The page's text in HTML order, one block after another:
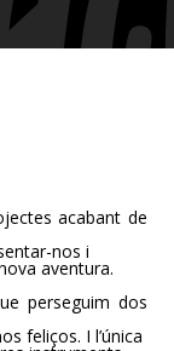
acabant de
nos i
aventura.
perseguim dos
feliços. I l’única